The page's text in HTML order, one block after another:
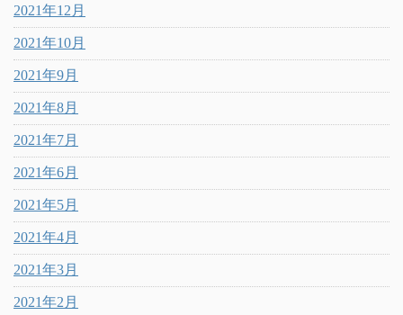
2021年12月
2021年10月
2021年9月
2021年8月
2021年7月
2021年6月
2021年5月
2021年4月
2021年3月
2021年2月